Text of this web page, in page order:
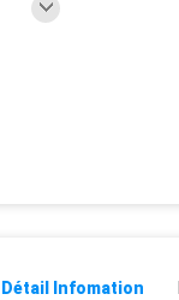
Détail Infomation